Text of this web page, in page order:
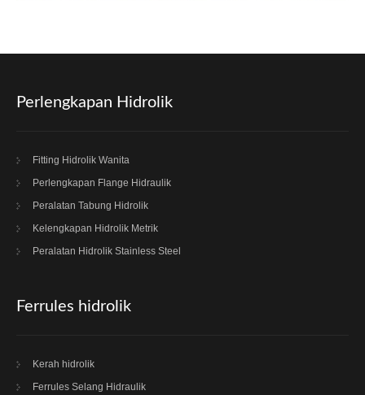
Perlengkapan Hidrolik
Fitting Hidrolik Wanita
Perlengkapan Flange Hidraulik
Peralatan Tabung Hidrolik
Kelengkapan Hidrolik Metrik
Peralatan Hidrolik Stainless Steel
Ferrules hidrolik
Kerah hidrolik
Ferrules Selang Hidraulik